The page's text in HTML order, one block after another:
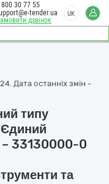
дзвінок
30 77 55
tender.ua
UK
Дата останніх змін -
типу
– 33130000-0
та